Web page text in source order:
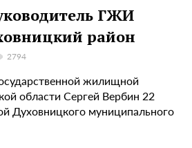
ГЖИ
район
2794
жилищной
области Сергей Вербин 22
Духовницкого муниципального